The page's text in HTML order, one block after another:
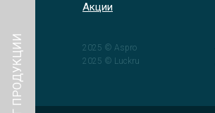
Акции
2025 © Aspro
2025 © Luckru